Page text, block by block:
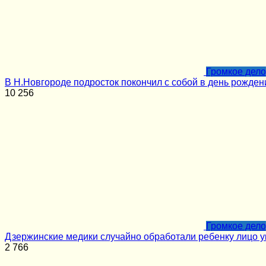
Громкое дело
В Н.Новгороде подросток покончил с собой в день
10 256
Громкое дело
Дзержинские медики случайно обработали ребенку лицо
2 766